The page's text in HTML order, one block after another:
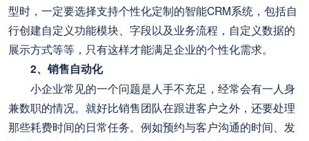
型时，一定要选择支持个性化定制的智能CRM系统，包括自
行创建自定义功能模块、字段以及业务流程，自定义数据的
展示方式等等，只有这样才能满足企业的个性化需求。
2、销售自动化
小企业常见的一个问题是人手不充足，经常会有一人身
兼数职的情况。就好比销售团队在跟进客户之外，还要处理
那些耗费时间的日常任务。例如预约与客户沟通的时间、发